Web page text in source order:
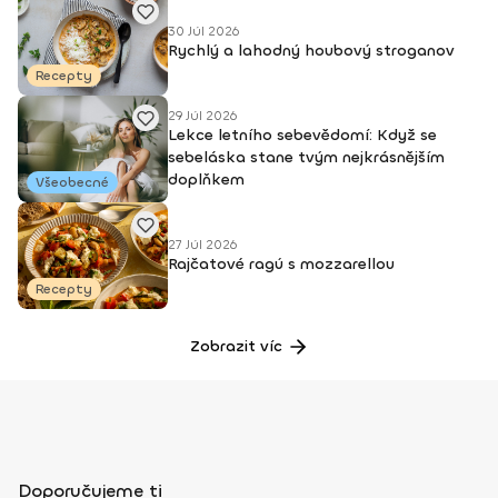
Recepty
30 Júl 2026
Rychlý a lahodný houbový stroganov
Všeobecné
29 Júl 2026
Lekce letního sebevědomí: Když se
sebeláska stane tvým nejkrásnějším
doplňkem
Recepty
27 Júl 2026
Rajčatové ragú s mozzarellou
Zobrazit víc
Doporučujeme ti